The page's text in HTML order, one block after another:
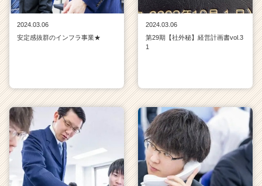
2024.03.06
安定感抜群のインフラ事業★
2024.03.06
第29期【社外秘】経営計画書vol.3
1